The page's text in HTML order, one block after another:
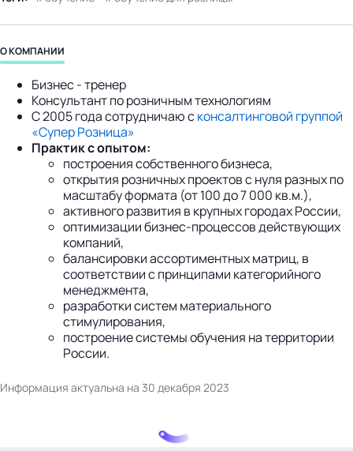
О КОМПАНИИ
Бизнес - тренер
Консультант по розничным технологиям
С 2005 года сотрудничаю сконсалтинговой группой
«Супер Розница»
Практик с опытом:
построения собственного бизнеса,
открытия розничных проектов с нуля разных по
масштабу формата (от 100 до 7 000 кв.м.),
активного развития в крупных городах России,
оптимизации бизнес-процессов действующих
компаний,
балансировки ассортиментных матриц, в
соответствии с принципами категорийного
менеджмента,
разработки систем материального
стимулирования,
построение системы обучения на территории
России.
Информация актуальна на 30 декабря 2023